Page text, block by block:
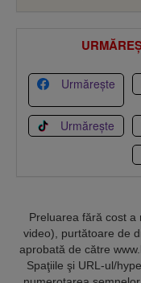
Urmărește
Urmărește
Preluarea fără cost a
video), purtătoare de
aprobată de către
Spaţiile şi URL-ul/